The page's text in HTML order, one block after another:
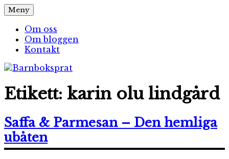
Hoppa
till
innehåll
Barnboksprat
– en blogg om barnböcker
Meny
Om oss
Om bloggen
Kontakt
Etikett: karin olu lindgård
Saffa & Parmesan – Den hemliga
ubåten